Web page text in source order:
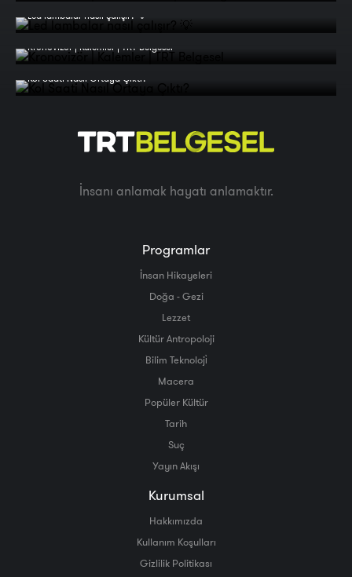
Led lambalar nasıl çalışır? 💡
Kronovizör | Kalemler | TRT Belgesel
Kol Saati Nasıl Ortaya Çıktı?
İnsanı anlamak hayatı anlamaktır.
Programlar
İnsan Hikayeleri
Doğa - Gezi
Lezzet
Kültür Antropoloji
Bilim Teknoloji̇
Macera
Popüler Kültür
Tarih
Suç
Yayın Akışı
Kurumsal
Hakkımızda
Kullanım Koşulları
Gizlilik Politikası